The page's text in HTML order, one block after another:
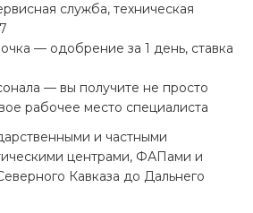
служба, техническая
— одобрение за 1 день, ставка
— вы получите не просто
рабочее место специалиста
и частными
центрами, ФАПами и
Кавказа до Дальнего